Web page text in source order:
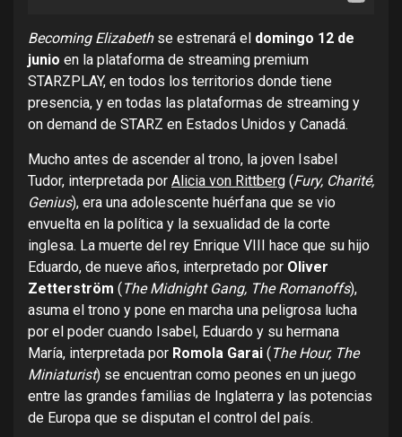
Becoming Elizabethse estrenará el domingo 12 de
junio en la plataforma de streaming premium
STARZPLAY, en todos los territorios donde tiene
presencia, y en todas las plataformas de streaming y
on demand de STARZ en Estados Unidos y Canadá.
Mucho antes de ascender al trono, la joven Isabel
Tudor, interpretada por Alicia von Rittberg (Fury, Charité,
Genius), era una adolescente huérfana que se vio
envuelta en la política y la sexualidad de la corte
inglesa. La muerte del rey Enrique VIII hace que su hijo
Eduardo, de nueve años, interpretado por Oliver
Zetterström (The Midnight Gang, The Romanoffs),
asuma el trono y pone en marcha una peligrosa lucha
por el poder cuando Isabel, Eduardo y su hermana
María, interpretada por Romola Garai (The Hour, The
Miniaturist) se encuentran como peones en un juego
entre las grandes familias de Inglaterra y las potencias
de Europa que se disputan el control del país.